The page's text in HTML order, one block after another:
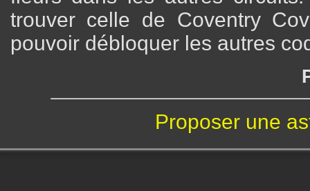
trouver celle de Coventry
pouvoir débloquer les autres
Proposer une